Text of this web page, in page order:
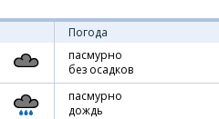
Погода
пасмурно
без осадков
пасмурно
дождь